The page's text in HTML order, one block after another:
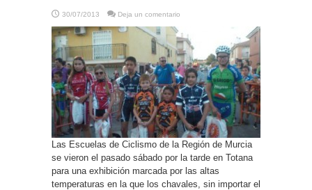
30/07/2013 Deja un comentario
Las Escuelas de Ciclismo de la Región de Murcia
se vieron el pasado sábado por la tarde en Totana
para una exhibición marcada por las altas
temperaturas en la que los chavales, sin importar el